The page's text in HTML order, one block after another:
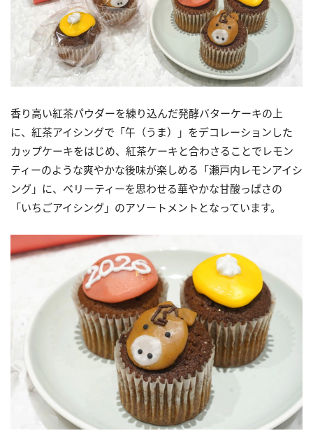
香り高い紅茶パウダーを練り込んだ発酵バターケーキの上
に、紅茶アイシングで「午（うま）」をデコレーションした
カップケーキをはじめ、紅茶ケーキと合わさることでレモン
ティーのような爽やかな後味が楽しめる「瀬戸内レモンアイシ
ング」に、ベリーティーを思わせる華やかな甘酸っぱさの
「いちごアイシング」のアソートメントとなっています。